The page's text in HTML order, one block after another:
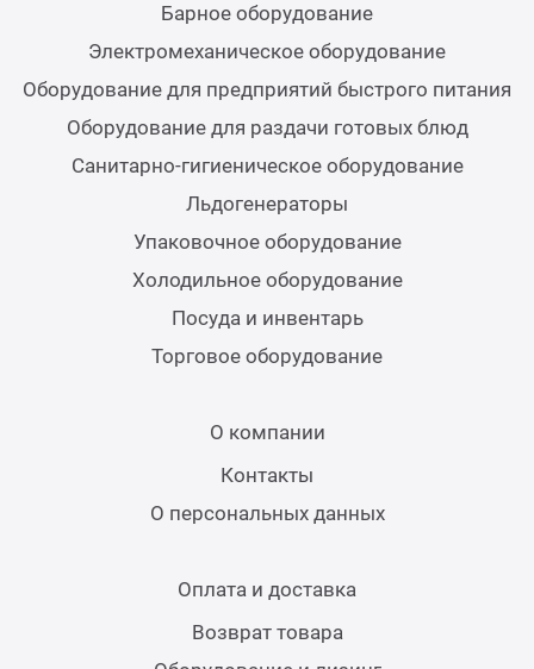
Барное оборудование
Электромеханическое оборудование
Оборудование для предприятий быстрого питания
Оборудование для раздачи готовых блюд
Санитарно-гигиеническое оборудование
Льдогенераторы
Упаковочное оборудование
Холодильное оборудование
Посуда и инвентарь
Торговое оборудование
О компании
Контакты
О персональных данных
Оплата и доставка
Возврат товара